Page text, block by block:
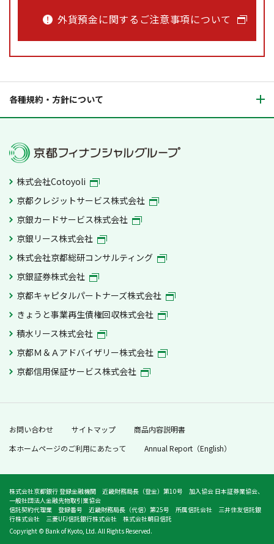
外貨預金に関するご注意事項について
各種規約・方針について
株式会社Cotoyoli
京都クレジットサービス株式会社
京銀カードサービス株式会社
京銀リース株式会社
株式会社京都総研コンサルティング
京銀証券株式会社
京都キャピタルパートナーズ株式会社
きょうと事業再生債権回収株式会社
積水リース株式会社
京都Ｍ＆Ａアドバイザリー株式会社
京都信用保証サービス株式会社
お問い合わせ サイトマップ
商品内容説明書
本ホームページのご利用にあたって
Annual Report（English）
株式会社京都銀行 登録金融機関 近畿財務局長（登金）第10号 加入協会 日本証券業協会、
一般社団法人金融先物取引業協会
信託契約代理業 登録番号 近畿財務局長（代信）第25号 所属信託会社 三井住友信託銀
行株式会社 三菱UFJ信託銀行株式会社 株式会社朝日信託
Copyright © Bank of Kyoto, Ltd. All Rights Reserved.